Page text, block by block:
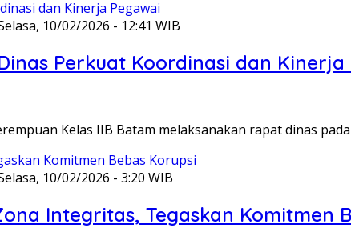
10/02/2026 - 12:41 WIB
Perkuat Koordinasi dan Kinerja
Kelas IIB Batam melaksanakan rapat dinas
10/02/2026 - 3:20 WIB
Integritas, Tegaskan Komitmen